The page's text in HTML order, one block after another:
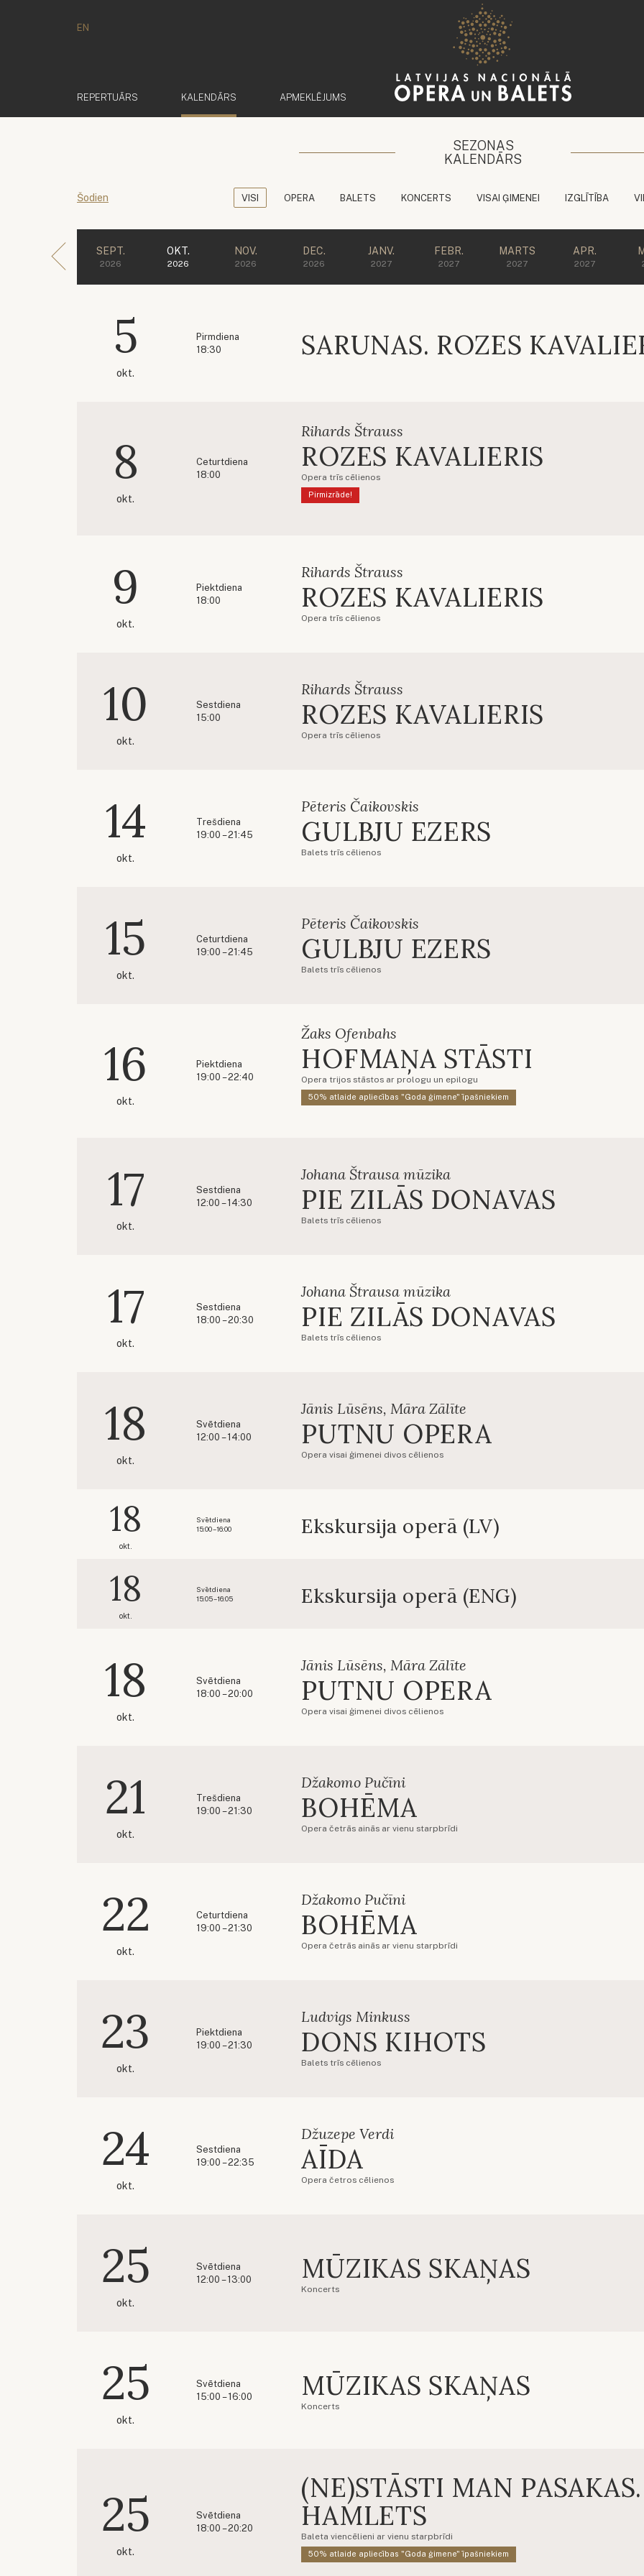
EN
REPERTUĀRS KALENDĀRS APMEKLĒJUMS
SEZONAS
KALENDĀRS
Šodien VISI OPERA BALETS KONCERTS VISAI ĢIMENEI IZGLĪTĪBA
SEPT.
2026
OKT.
2026
NOV.
2026
DEC.
2026
JANV.
2027
FEBR.
2027
MARTS
2027
APR.
2027
5
okt.
Pirmdiena
18:30
SARUNAS. ROZES
8
okt.
Ceturtdiena
18:00
Rihards Štrauss
ROZES KAVALIERIS
Opera trīs cēlienos
Pirmizrāde!
9
okt.
Piektdiena
18:00
Rihards Štrauss
ROZES KAVALIERIS
Opera trīs cēlienos
10
okt.
Sestdiena
15:00
Rihards Štrauss
ROZES KAVALIERIS
Opera trīs cēlienos
14
okt.
Trešdiena
19:00 – 21:45
Pēteris Čaikovskis
GULBJU EZERS
Balets trīs cēlienos
15
okt.
Ceturtdiena
19:00 – 21:45
Pēteris Čaikovskis
GULBJU EZERS
Balets trīs cēlienos
16
okt.
Piektdiena
19:00 – 22:40
Žaks Ofenbahs
HOFMAŅA STĀSTI
Opera trijos stāstos ar prologu un epilogu
50% atlaide apliecības "Goda ģimene" īpašniekiem
17
okt.
Sestdiena
12:00 – 14:30
Johana Štrausa mūzika
PIE ZILĀS DONAVAS
Balets trīs cēlienos
17
okt.
Sestdiena
18:00 – 20:30
Johana Štrausa mūzika
PIE ZILĀS DONAVAS
Balets trīs cēlienos
18
okt.
Svētdiena
12:00 – 14:00
Jānis Lūsēns, Māra Zālīte
PUTNU OPERA
Opera visai ģimenei divos cēlienos
18
okt.
Svētdiena
15:00 – 16:00
Ekskursija operā (LV)
18
okt.
Svētdiena
15:05 – 16:05
Ekskursija operā (ENG)
18
okt.
Svētdiena
18:00 – 20:00
Jānis Lūsēns, Māra Zālīte
PUTNU OPERA
Opera visai ģimenei divos cēlienos
21
okt.
Trešdiena
19:00 – 21:30
Džakomo Pučīni
BOHĒMA
Opera četrās ainās ar vienu starpbrīdi
22
okt.
Ceturtdiena
19:00 – 21:30
Džakomo Pučīni
BOHĒMA
Opera četrās ainās ar vienu starpbrīdi
23
okt.
Piektdiena
19:00 – 21:30
Ludvigs Minkuss
DONS KIHOTS
Balets trīs cēlienos
24
okt.
Sestdiena
19:00 – 22:35
Džuzepe Verdi
AĪDA
Opera četros cēlienos
25
okt.
Svētdiena
12:00 – 13:00
MŪZIKAS SKAŅAS
Koncerts
25
okt.
Svētdiena
15:00 – 16:00
MŪZIKAS SKAŅAS
Koncerts
25
okt.
Svētdiena
18:00 – 20:20
(NE)STĀSTI MAN PASAKAS.
HAMLETS
Baleta viencēlieni ar vienu starpbrīdi
50% atlaide apliecības "Goda ģimene" īpašniekiem